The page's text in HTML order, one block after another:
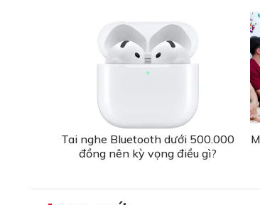
Tai nghe Bluetooth dưới 500.000
đồng nên kỳ vọng điều gì?